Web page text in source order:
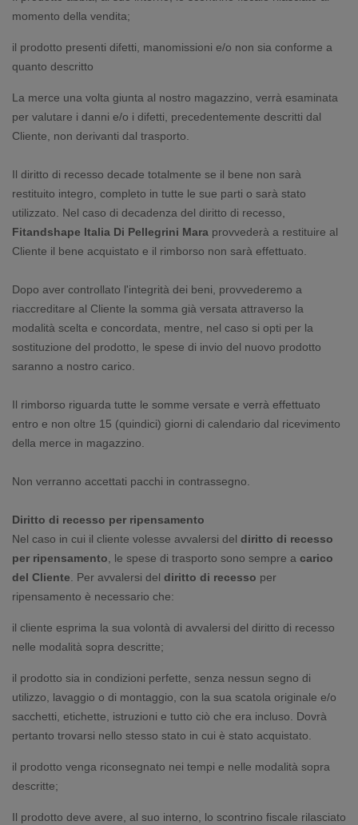
momento della vendita;
il prodotto presenti difetti, manomissioni e/o non sia conforme a
quanto descritto
La merce una volta giunta al nostro magazzino, verrà esaminata
per valutare i danni e/o i difetti, precedentemente descritti dal
Cliente, non derivanti dal trasporto.
Il diritto di recesso decade totalmente se il bene non sarà
restituito integro, completo in tutte le sue parti o sarà stato
utilizzato. Nel caso di decadenza del diritto di recesso,
Fitandshape Italia Di Pellegrini Mara provvederà a restituire al
Cliente il bene acquistato e il rimborso non sarà effettuato.
Dopo aver controllato l'integrità dei beni, provvederemo a
riaccreditare al Cliente la somma già versata attraverso la
modalità scelta e concordata, mentre, nel caso si opti per la
sostituzione del prodotto, le spese di invio del nuovo prodotto
saranno a nostro carico.
Il rimborso riguarda tutte le somme versate e verrà effettuato
entro e non oltre 15 (quindici) giorni di calendario dal ricevimento
della merce in magazzino.
Non verranno accettati pacchi in contrassegno.
Diritto di recesso per ripensamento
Nel caso in cui il cliente volesse avvalersi del diritto di recesso
per ripensamento , le spese di trasporto sono sempre a carico
del Cliente . Per avvalersi del diritto di recesso per
ripensamento è necessario che:
il cliente esprima la sua volontà di avvalersi del diritto di recesso
nelle modalità sopra descritte;
il prodotto sia in condizioni perfette, senza nessun segno di
utilizzo, lavaggio o di montaggio, con la sua scatola originale e/o
sacchetti, etichette, istruzioni e tutto ciò che era incluso. Dovrà
pertanto trovarsi nello stesso stato in cui è stato acquistato.
il prodotto venga riconsegnato nei tempi e nelle modalità sopra
descritte;
Il prodotto deve avere, al suo interno, lo scontrino fiscale rilasciato